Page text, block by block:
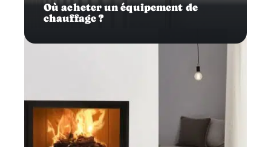
Où acheter un équipement de
chauffage ?